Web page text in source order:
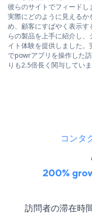
彼らのサイトでフィード
実際にどのように見える
め、顧客にすばやく表示
らの製品を上手に紹介し
イト体験を提供しました
でpowrアプリを操作した
りも2.5倍長く関与していま
コンタ
200%
訪問者の滞在時